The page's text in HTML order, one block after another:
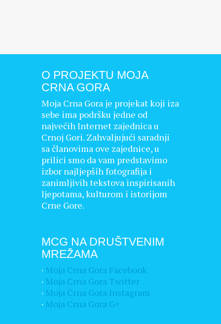
O PROJEKTU MOJA
CRNA GORA
Moja Crna Gora je projekat koji iza
sebe ima podršku jedne od
najvećih Internet zajednica u
Crnoj Gori. Zahvaljujući saradnji
sa članovima ove zajednice, u
prilici smo da vam predstavimo
izbor najljepših fotografija i
zanimljivih tekstova inspirisanih
ljepotama, kulturom i istorijom
Crne Gore.
MCG NA DRUŠTVENIM
MREŽAMA
· Moja Crna Gora Facebook
· Moja Crna Gora Twitter
· Moja Crna Gora Instagram
· Moja Crna Gora G+